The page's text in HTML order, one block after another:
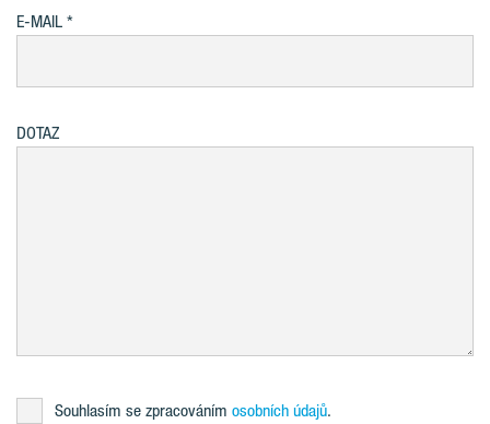
E-MAIL
DOTAZ
Souhlasím se zpracováním osobních údajů.